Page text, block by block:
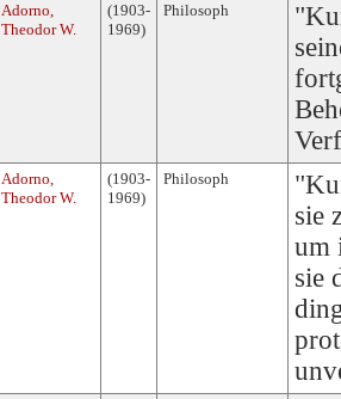
Adorno,
Theodor W.
(1903-
1969)
Philosoph
Adorno,
Theodor W.
(1903-
1969)
Philosoph
sie
um
sie